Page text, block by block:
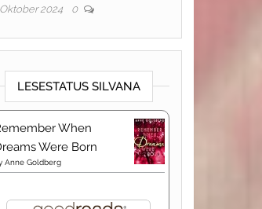
2024 0
LESESTATUS SILVANA
When
Were Born
Anne Goldberg